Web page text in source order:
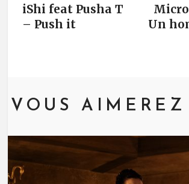
iShi feat Pusha T
– Push it
Un
VOUS AIMEREZ